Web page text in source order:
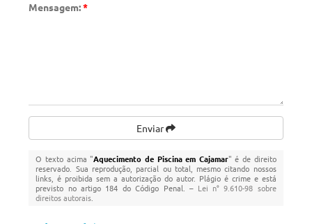
Mensagem:*
Enviar
O texto acima "Aquecimento de Piscina em Cajamar" é de direito
reservado. Sua reprodução, parcial ou total, mesmo citando nossos
links, é proibida sem a autorização do autor. Plágio é crime e está
previsto no artigo 184 do Código Penal. – Lei n° 9.610-98 sobre
direitos autorais